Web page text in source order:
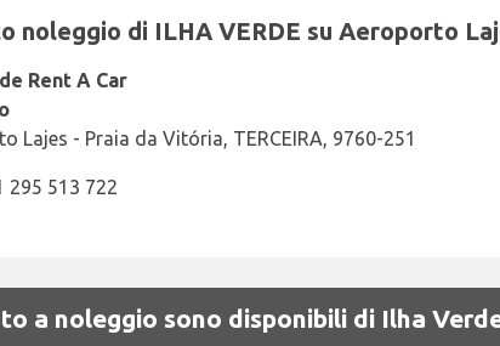
noleggio di ILHA VERDE su Aeroporto
Rent A Car
Lajes - Praia da Vitória, TERCEIRA, 9760-251
295 513 722
a noleggio sono disponibili di Ilha